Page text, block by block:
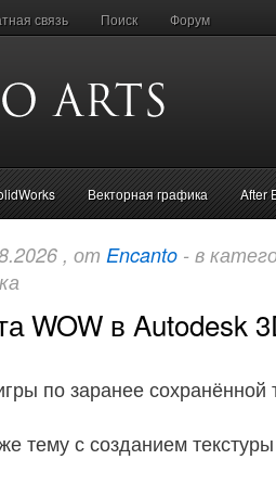
связь Поиск Форум
Векторная графика After
, от Encanto - в
WOW в Autodesk
по заранее сохранённой
тему с созданием